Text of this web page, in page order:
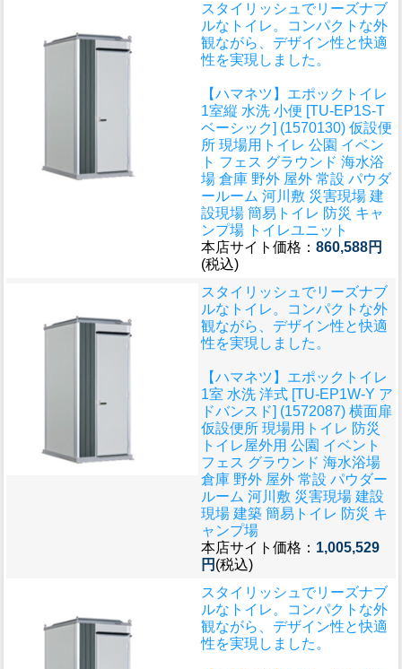
スタイリッシュでリーズナブ
ルなトイレ。コンパクトな外
観ながら、デザイン性と快適
性を実現しました。
【ハマネツ】エポックトイレ
1室縦 水洗 小便 [TU-EP1S-T
ベーシック] (1570130) 仮設便
所 現場用トイレ 公園 イベン
ト フェス グラウンド 海水浴
場 倉庫 野外 屋外 常設 パウダ
ールーム 河川敷 災害現場 建
設現場 簡易トイレ 防災 キャ
ンプ場 トイレユニット
本店サイト価格： 860,588円
(税込)
スタイリッシュでリーズナブ
ルなトイレ。コンパクトな外
観ながら、デザイン性と快適
性を実現しました。
【ハマネツ】エポックトイレ
1室 水洗 洋式 [TU-EP1W-Y ア
ドバンスド] (1572087) 横面扉
仮設便所 現場用トイレ 防災
トイレ屋外用 公園 イベント
フェス グラウンド 海水浴場
倉庫 野外 屋外 常設 パウダー
ルーム 河川敷 災害現場 建設
現場 建築 簡易トイレ 防災 キ
ャンプ場
本店サイト価格： 1,005,529
円 (税込)
スタイリッシュでリーズナブ
ルなトイレ。コンパクトな外
観ながら、デザイン性と快適
性を実現しました。